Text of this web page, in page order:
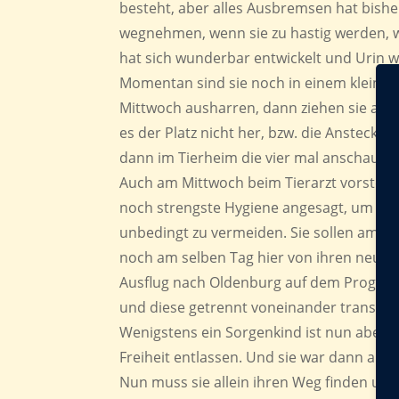
besteht, aber alles Ausbremsen hat
wegnehmen, wenn sie zu hastig
hat sich wunderbar entwickelt und Urin
Momentan sind sie noch in einem
Mittwoch ausharren, dann ziehen sie
es der Platz nicht her, bzw. die
dann im Tierheim die vier mal anschauen.
Auch am Mittwoch beim Tierarzt
noch strengste Hygiene angesagt, um
unbedingt zu vermeiden. Sie sollen am
noch am selben Tag hier von ihren
Ausflug nach Oldenburg auf dem
und diese getrennt voneinander
Wenigstens ein Sorgenkind ist nun aber
Freiheit entlassen. Und sie war dann
Nun muss sie allein ihren Weg finden